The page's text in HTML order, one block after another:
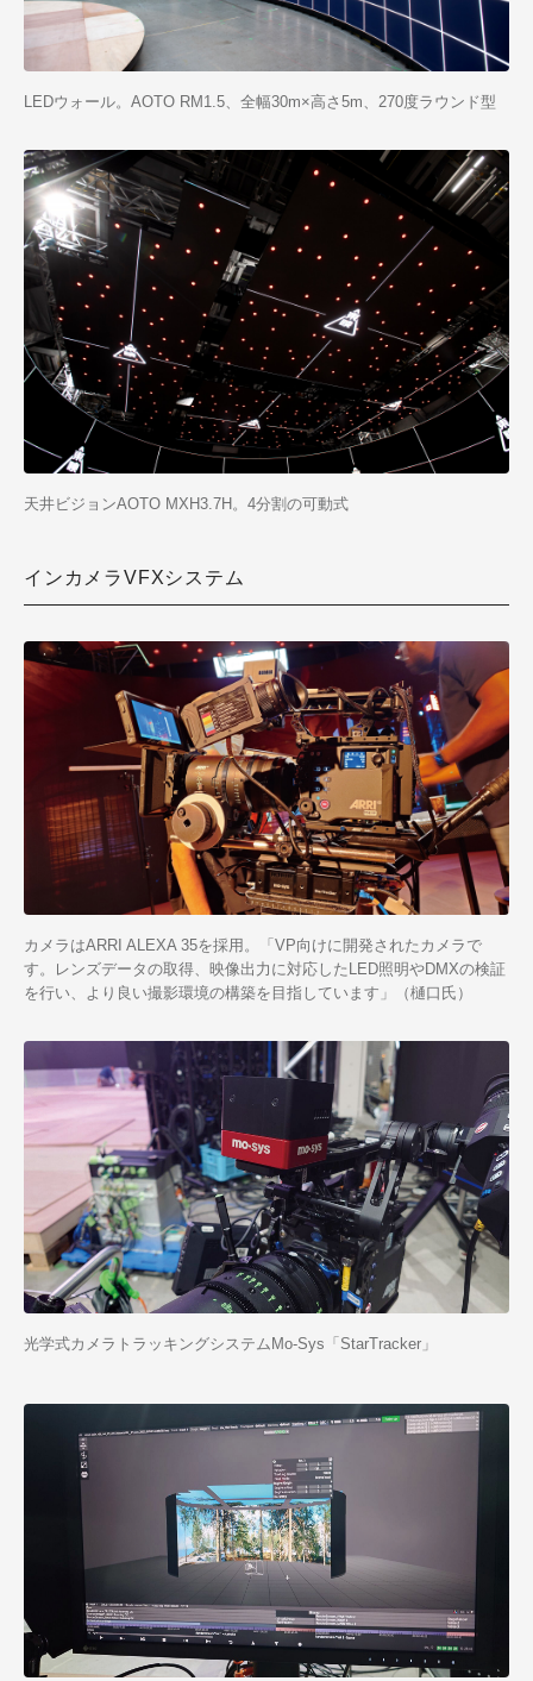
LEDウォール。AOTO RM1.5、全幅30m×高さ5m、270度ラウンド型
天井ビジョンAOTO MXH3.7H。4分割の可動式
インカメラVFXシステム
カメラはARRI ALEXA 35を採用。「VP向けに開発されたカメラで
す。レンズデータの取得、映像出力に対応したLED照明やDMXの検証
を行い、より良い撮影環境の構築を目指しています」（樋口氏）
光学式カメラトラッキングシステムMo-Sys「StarTracker」